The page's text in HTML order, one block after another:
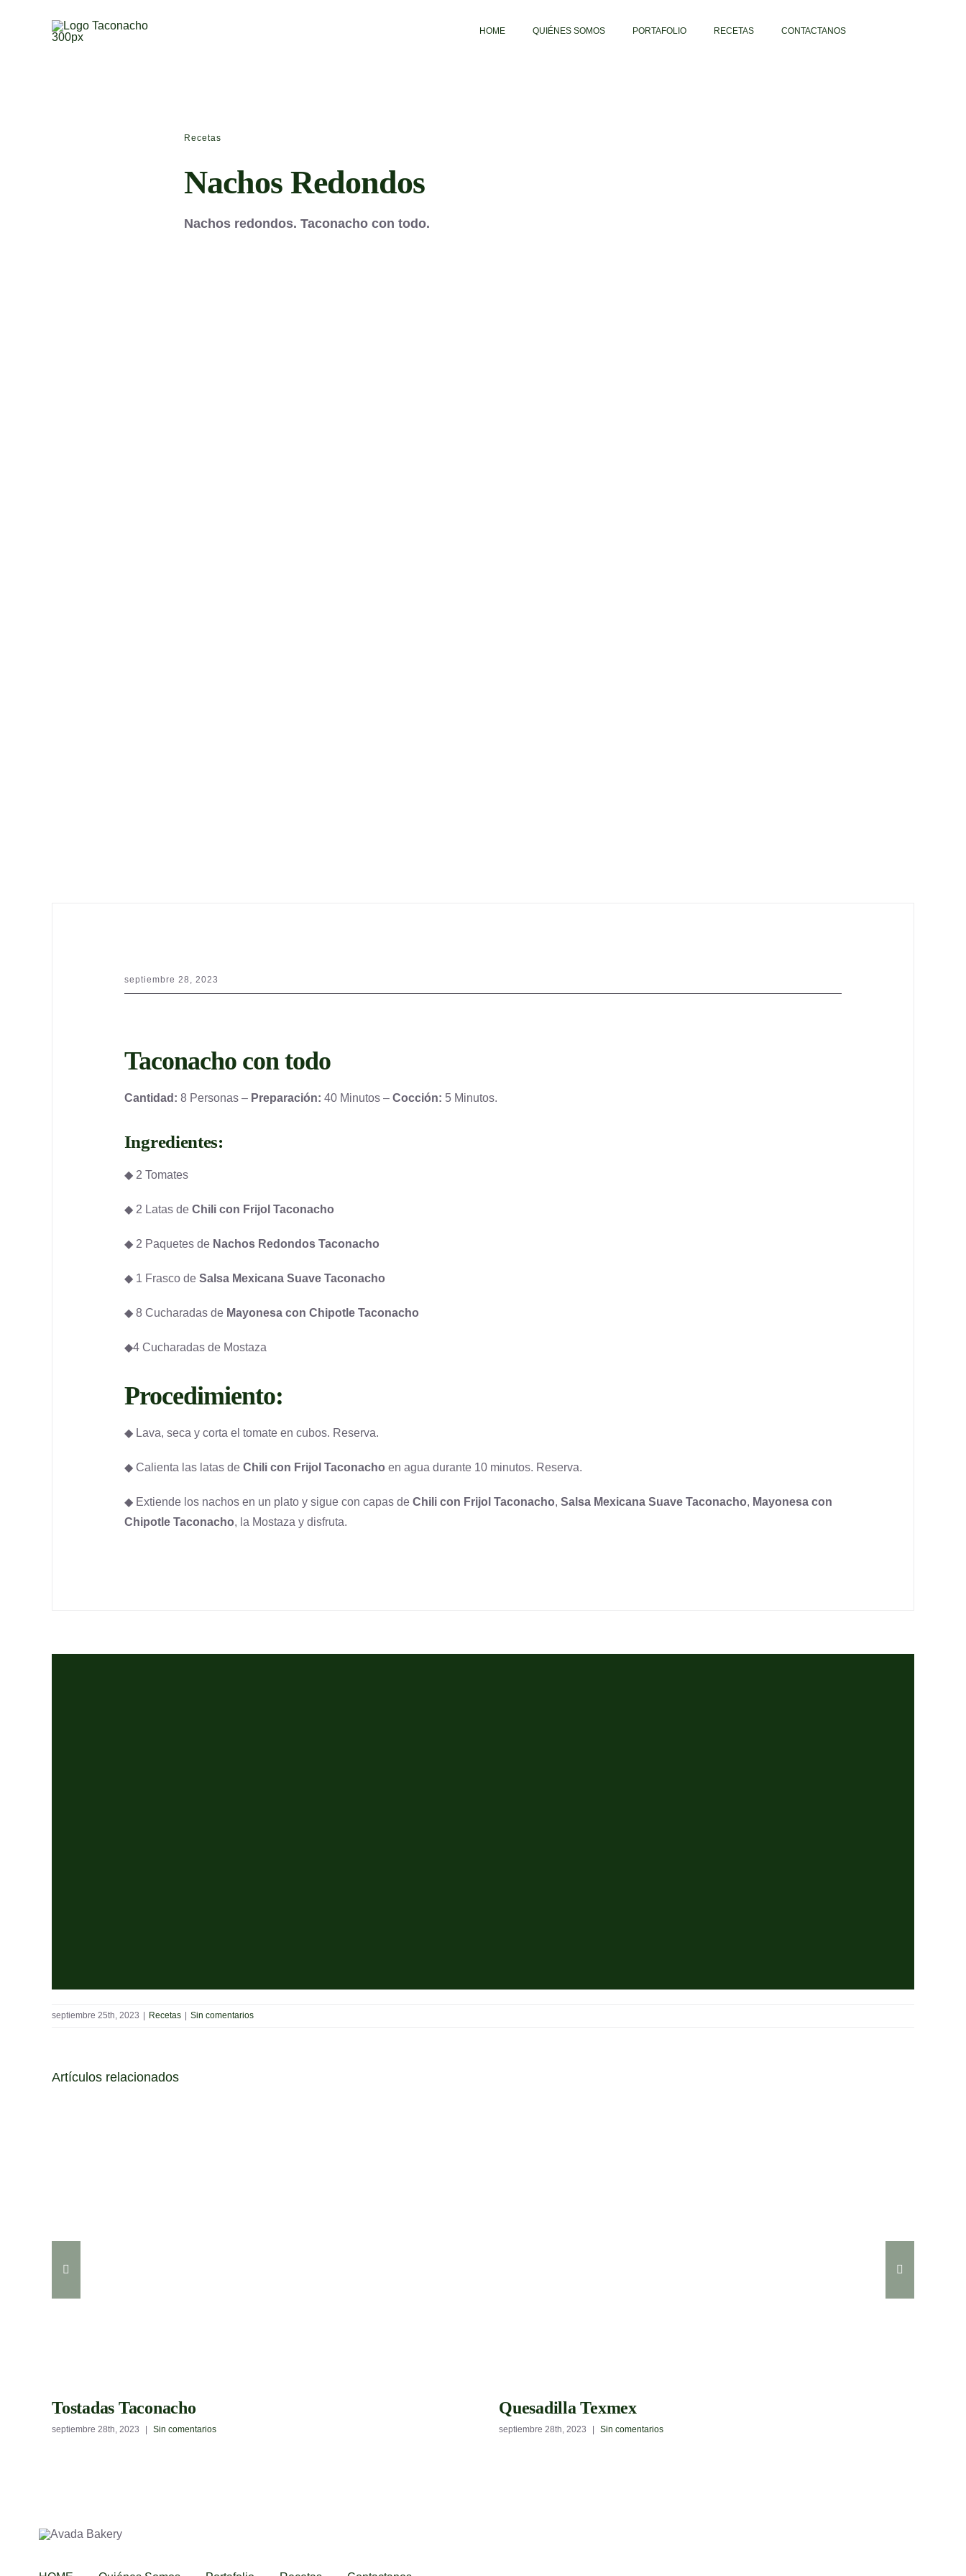
HOME QUIÉNES SOMOS PORTAFOLIO RECETAS CONTACTANOS
Recetas
Nachos Redondos
Nachos redondos. Taconacho con todo.
septiembre 28, 2023
Taconacho con todo
Cantidad: 8 Personas – Preparación: 40 Minutos – Cocción: 5 Minutos.
Ingredientes:
◆ 2 Tomates
◆ 2 Latas de Chili con Frijol Taconacho
◆ 2 Paquetes de Nachos Redondos Taconacho
◆ 1 Frasco de Salsa Mexicana Suave Taconacho
◆ 8 Cucharadas de Mayonesa con Chipotle Taconacho
◆4 Cucharadas de Mostaza
Procedimiento:
◆ Lava, seca y corta el tomate en cubos. Reserva.
◆ Calienta las latas de Chili con Frijol Taconacho en agua durante 10 minutos. Reserva.
◆ Extiende los nachos en un plato y sigue con capas de Chili con Frijol Taconacho, Salsa Mexicana Suave Taconacho, Mayonesa con
Chipotle Taconacho, la Mostaza y disfruta.
septiembre 25th, 2023 Recetas Sin comentarios
Artículos relacionados
Tostadas Taconacho
septiembre 28th, 2023 Sin comentarios
Quesadilla Texmex
septiembre 28th, 2023 Sin comentarios